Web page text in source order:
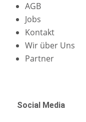
AGB
Jobs
Kontakt
Wir über Uns
Partner
Social Media